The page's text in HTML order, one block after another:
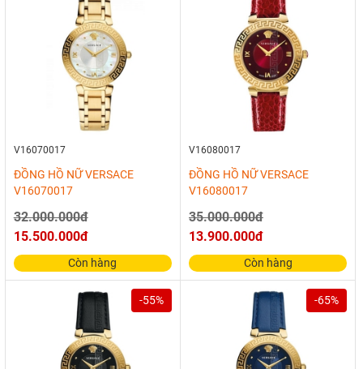
V16070017
ĐỒNG HỒ NỮ VERSACE
V16070017
32.000.000đ
15.500.000đ
Còn hàng
V16080017
ĐỒNG HỒ NỮ VERSACE
V16080017
35.000.000đ
13.900.000đ
Còn hàng
-55% -65%